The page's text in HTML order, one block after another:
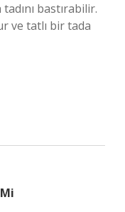
bastırabilir.
ve tatlı bir tada